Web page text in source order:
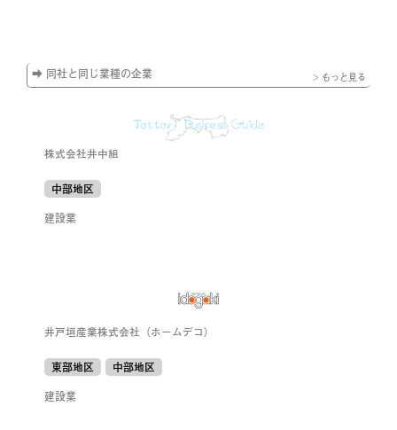
➡ 同社と同じ業種の企業 > もっと見る
株式会社井中組
中部地区
建設業
井戸垣産業株式会社（ホームデコ）
東部地区
中部地区
建設業